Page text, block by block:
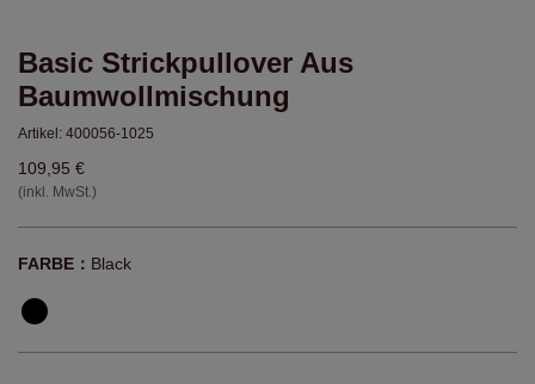
Basic Strickpullover Aus
Baumwollmischung
Artikel: 400056-1025
109,95 €
(inkl. MwSt.)
FARBE： Black